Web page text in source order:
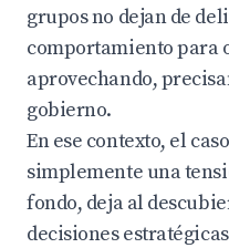
grupos no dejan de
comportamiento para
aprovechando,
gobierno.
En ese contexto, el
simplemente una
fondo, deja al
decisiones